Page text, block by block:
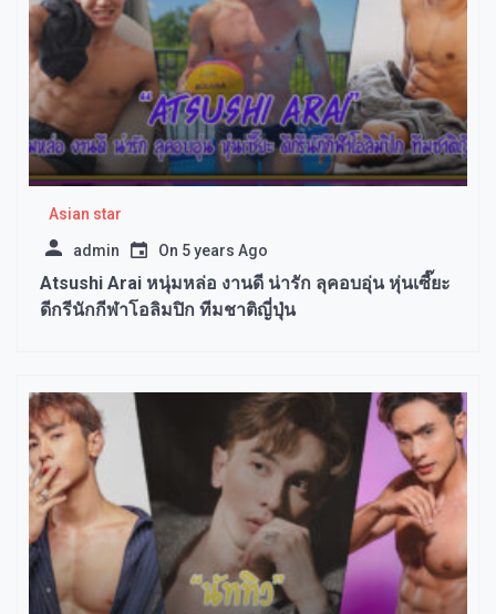
Asian star
admin On 5 years Ago
Atsushi Arai หนุ่มหล่อ งานดี น่ารัก ลุคอบอุ่น หุ่นเซี๊ยะ
ดีกรีนักกีฬาโอลิมปิก ทีมชาติญี่ปุ่น